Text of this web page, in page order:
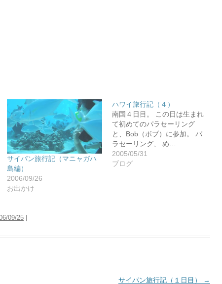
サイパン旅行記（マニャガハ
島編）
2006/09/26
お出かけ
ハワイ旅行記（４）
南国４日目。 この日は生まれ
て初めてのパラセーリング
と、Bob（ボブ）に参加。 パ
ラセーリング、 め…
2005/05/31
ブログ
09/25
サイパン旅行記（１日目） →